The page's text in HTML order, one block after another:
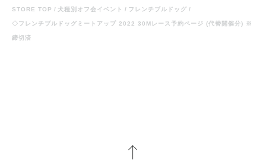
STORE TOP 犬種別オフ会イベント フレンチブルドッグ
◇フレンチブルドッグミートアップ 2022 30Mレース予約ページ (代替開催分) ※
締切済